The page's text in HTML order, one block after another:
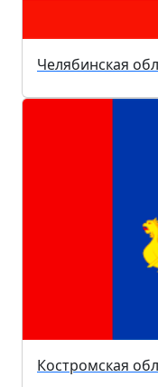
Челябинская
Костромская